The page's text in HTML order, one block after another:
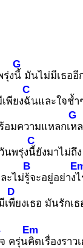
ง
G
นี้ มันไม่มีเธออี
พียง
C
ฉันและใจช้ำ
อมความแหลกเ
G
ห
วันพรุ่ง
C
นี้ยังมาไม่ถึง
ะไม่
B
รู้จะอยู่อย่างไ
เ
D
พียงเธอ มันรักเธ
ครุ่น
Em
คิดเรื่องราว